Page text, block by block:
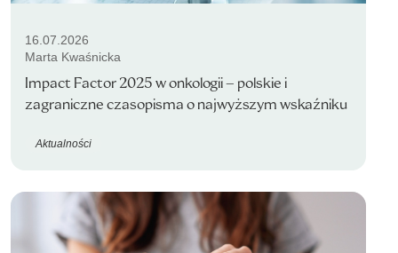
16.07.2026
Marta Kwaśnicka
Impact Factor 2025 w onkologii – polskie i
zagraniczne czasopisma o najwyższym wskaźniku
Aktualności